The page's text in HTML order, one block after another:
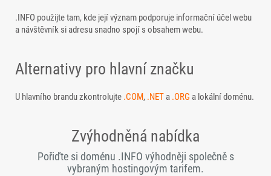
.INFO použijte tam, kde její význam podporuje informační účel webu
a návštěvník si adresu snadno spojí s obsahem webu.
Alternativy pro hlavní značku
U hlavního brandu zkontrolujte .COM, .NET a .ORG a lokální doménu.
Zvýhodněná nabídka
Pořiďte si doménu .INFO výhodněji společně s
vybraným hostingovým tarifem.